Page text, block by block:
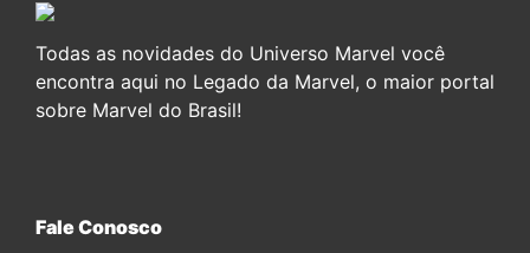
Todas as novidades do Universo Marvel você
encontra aqui no Legado da Marvel, o maior portal
sobre Marvel do Brasil!
Fale Conosco